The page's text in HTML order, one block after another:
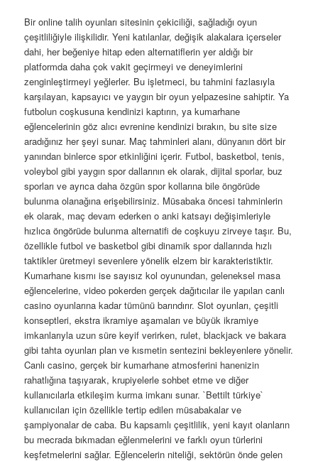
Bir online talih oyunları sitesinin çekiciliği, sağladığı oyun
çeşitliliğiyle ilişkilidir. Yeni katılanlar, değişik alakalara içerseler
dahi, her beğeniye hitap eden alternatiflerin yer aldığı bir
platformda daha çok vakit geçirmeyi ve deneyimlerini
zenginleştirmeyi yeğlerler. Bu işletmeci, bu tahmini fazlasıyla
karşılayan, kapsayıcı ve yaygın bir oyun yelpazesine sahiptir. Ya
futbolun coşkusuna kendinizi kaptırın, ya kumarhane
eğlencelerinin göz alıcı evrenine kendinizi bırakın, bu site size
aradığınız her şeyi sunar. Maç tahminleri alanı, dünyanın dört bir
yanından binlerce spor etkinliğini içerir. Futbol, basketbol, tenis,
voleybol gibi yaygın spor dallarının ek olarak, dijital sporlar, buz
sporları ve ayrıca daha özgün spor kollarına bile öngörüde
bulunma olanağına erişebilirsiniz. Müsabaka öncesi tahminlerin
ek olarak, maç devam ederken o anki katsayı değişimleriyle
hızlıca öngörüde bulunma alternatifi de coşkuyu zirveye taşır. Bu,
özellikle futbol ve basketbol gibi dinamik spor dallarında hızlı
taktikler üretmeyi sevenlere yönelik elzem bir karakteristiktir.
Kumarhane kısmı ise sayısız kol oyunundan, geleneksel masa
eğlencelerine, video pokerden gerçek dağıtıcılar ile yapılan canlı
casino oyunlarına kadar tümünü barındırır. Slot oyunları, çeşitli
konseptleri, ekstra ikramiye aşamaları ve büyük ikramiye
imkanlarıyla uzun süre keyif verirken, rulet, blackjack ve bakara
gibi tahta oyunları plan ve kısmetin sentezini bekleyenlere yönelir.
Canlı casino, gerçek bir kumarhane atmosferini hanenizin
rahatlığına taşıyarak, krupiyelerle sohbet etme ve diğer
kullanıcılarla etkileşim kurma imkanı sunar. `Bettilt türkiye`
kullanıcıları için özellikle tertip edilen müsabakalar ve
şampiyonalar de caba. Bu kapsamlı çeşitlilik, yeni kayıt olanların
bu mecrada bıkmadan eğlenmelerini ve farklı oyun türlerini
keşfetmelerini sağlar. Eğlencelerin niteliği, sektörün önde gelen